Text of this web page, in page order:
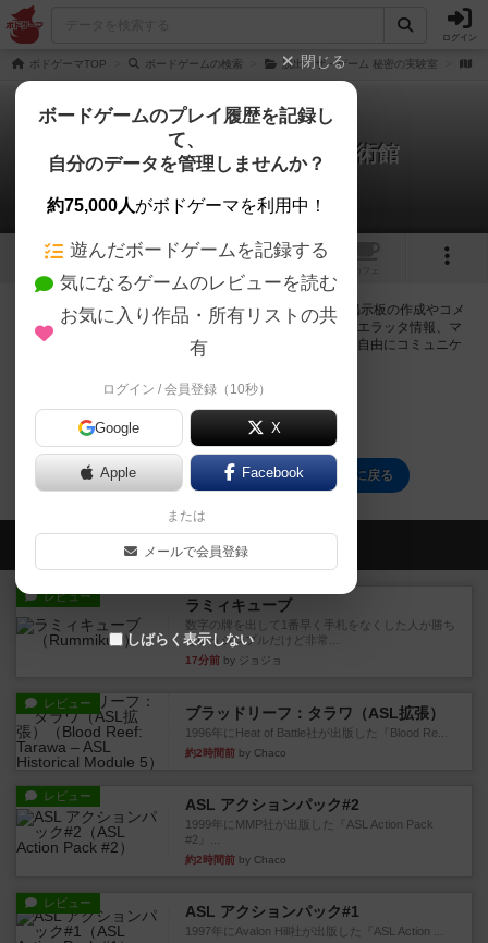
ログイン
ボドゲーマTOP ボードゲームの検索 脱出：ザ・ゲーム 秘密の実験室
脱出：ザ・ゲーム 奇妙な美術館
0件の掲示板
1
ログインすると脱出：ザ・ゲーム 奇妙な美術館に関する掲示板の作成やコメ
ントの書き込みが出来るようになります。ルールの疑問やエラッタ情報、マ
ニュアルでは判断し辛い曖昧な表記等について会員同士で自由にコミュニケ
ログイン/無料会員登録
脱出：ザ・ゲーム 奇妙な美術館のトップに戻る
会員の新しい投稿
レビュー ラミィキューブ
数字の牌を出して1番早く手札をなくした人が勝ち
というシンプルだけど非常...
17分前 by ジョジョ
レビュー
ブラッドリーフ：タラワ（ASL拡張）
1996年にHeat of Battle社が出版した『Blood Re...
約2時間前 by Chaco
レビュー ASL アクションパック#2
1999年にMMP社が出版した『ASL Action Pack
#2』...
約2時間前 by Chaco
レビュー ASL アクションパック#1
1997年にAvalon Hill社が出版した『ASL Action ...
閉じる
ボードゲームのプレイ履歴を記録し
て、
自分のデータを管理しませんか？
約75,000人がボドゲーマを利用中！
遊んだボードゲームを記録する
気になるゲームのレビューを読む
お気に入り作品・所有リストの共
有
ログイン / 会員登録（10秒）
Google X
Apple Facebook
または
メールで会員登録
しばらく表示しない